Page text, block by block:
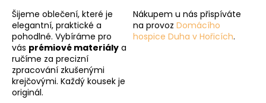
Šijeme oblečení, které je
elegantní, praktické a
pohodlné. Vybíráme pro
vás prémiové materiály a
ručíme za precizní
zpracování zkušenými
krejčovými. Každý kousek je
originál.
Nákupem u nás přispíváte
na provoz Domácího
hospice Duha v Hořicích.